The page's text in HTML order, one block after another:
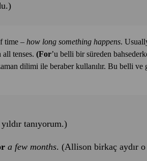
time – how long something happens.
tenses. (For’u belli bir süreden
dilimi ile beraber kullanılır. Bu belli ve
tanıyorum.)
a few months. (Allison birkaç aydır